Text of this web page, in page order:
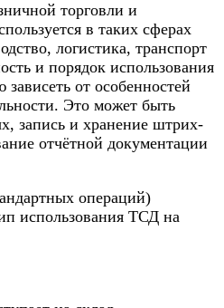
торговли и
в таких сферах
логистика, транспорт
и порядок использования
от особенностей
Это может быть
запись и хранение штрих-
отчётной документации
операций)
использования ТСД на